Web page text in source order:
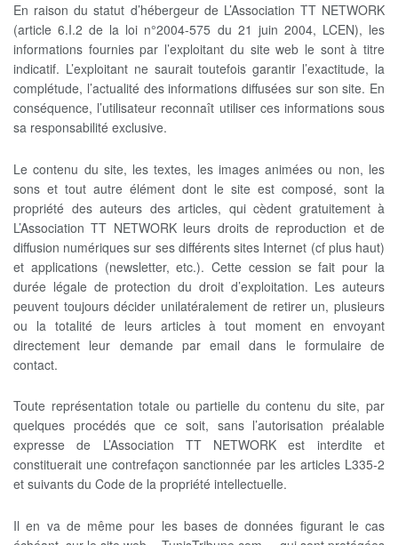
En raison du statut d’hébergeur de L’Association TT NETWORK
(article 6.I.2 de la loi n°2004-575 du 21 juin 2004, LCEN), les
informations fournies par l’exploitant du site web le sont à titre
indicatif. L’exploitant ne saurait toutefois garantir l’exactitude, la
complétude, l’actualité des informations diffusées sur son site. En
conséquence, l’utilisateur reconnaît utiliser ces informations sous
sa responsabilité exclusive.
Le contenu du site, les textes, les images animées ou non, les
sons et tout autre élément dont le site est composé, sont la
propriété des auteurs des articles, qui cèdent gratuitement à
L’Association TT NETWORK leurs droits de reproduction et de
diffusion numériques sur ses différents sites Internet (cf plus haut)
et applications (newsletter, etc.). Cette cession se fait pour la
durée légale de protection du droit d’exploitation. Les auteurs
peuvent toujours décider unilatéralement de retirer un, plusieurs
ou la totalité de leurs articles à tout moment en envoyant
directement leur demande par email dans le formulaire de
contact.
Toute représentation totale ou partielle du contenu du site, par
quelques procédés que ce soit, sans l’autorisation préalable
expresse de L’Association TT NETWORK est interdite et
constituerait une contrefaçon sanctionnée par les articles L335-2
et suivants du Code de la propriété intellectuelle.
Il en va de même pour les bases de données figurant le cas